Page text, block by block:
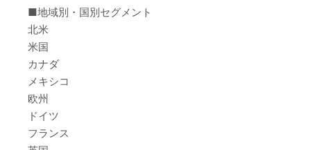
■地域別・国別セグメント
北米
米国
カナダ
メキシコ
欧州
ドイツ
フランス